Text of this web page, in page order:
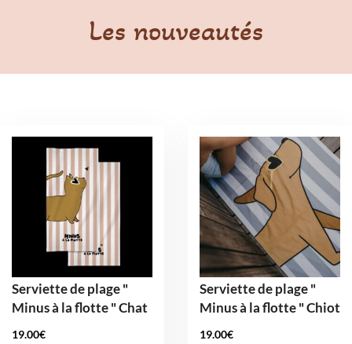
Les nouveautés
Serviette de plage "
Minus à la flotte " Chat
19.00€
Serviette de plage "
Minus à la flotte " Chiot
19.00€